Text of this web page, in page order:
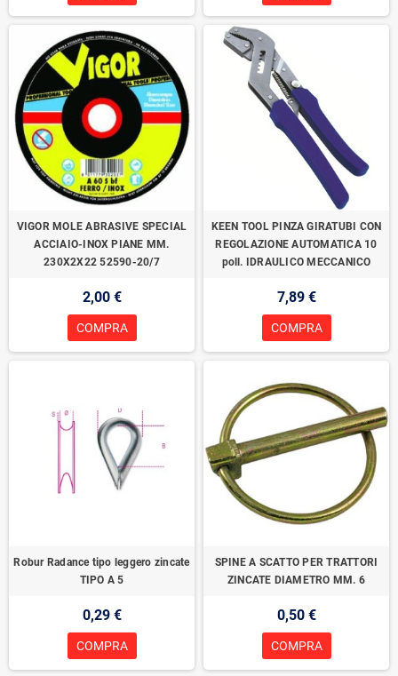
VIGOR MOLE ABRASIVE SPECIAL
ACCIAIO-INOX PIANE MM.
230X2X22 52590-20/7
2,00 €
COMPRA
KEEN TOOL PINZA GIRATUBI CON
REGOLAZIONE AUTOMATICA 10
poll. IDRAULICO MECCANICO
7,89 €
COMPRA
Robur Radance tipo leggero zincate
TIPO A 5
0,29 €
COMPRA
SPINE A SCATTO PER TRATTORI
ZINCATE DIAMETRO MM. 6
0,50 €
COMPRA